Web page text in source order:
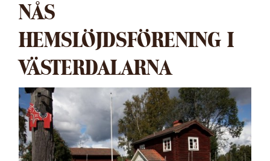
NÅS
HEMSLÖJDSFÖRENING I
VÄSTERDALARNA